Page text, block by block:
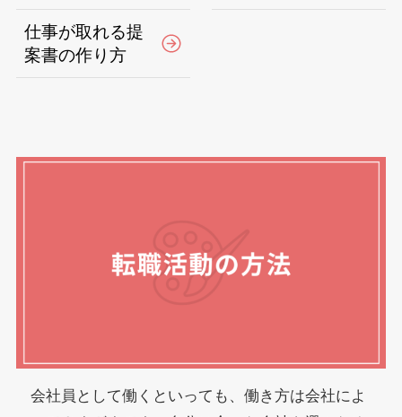
仕事が取れる提
案書の作り方
会社員として働くといっても、働き方は会社によ